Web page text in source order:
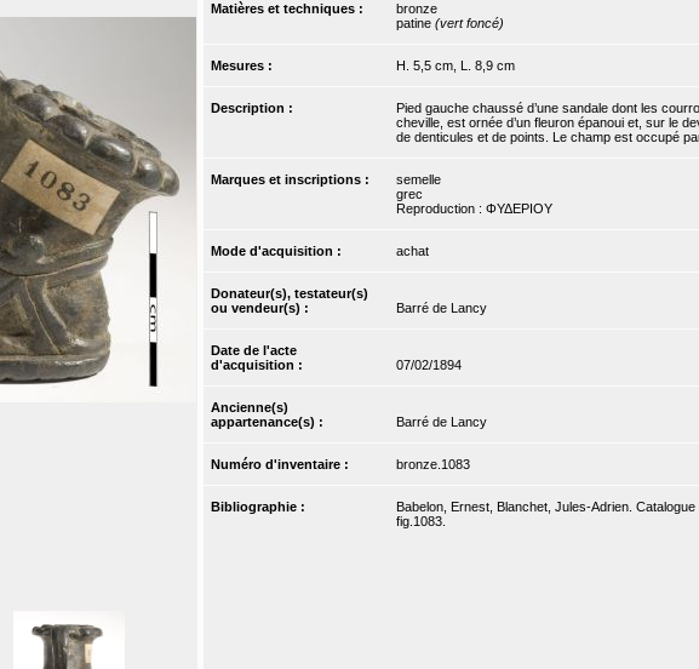
Matières et techniques :
bronze
patine (vert foncé)
Mesures : H. 5,5 cm, L. 8,9 cm
Description :
Pied gauche chaussé d’une sandale dont les
cheville, est ornée d’un fleuron épanoui et, sur le
de denticules et de points. Le champ est occupé
Marques et inscriptions :
semelle
grec
Reproduction : ΦΥΔΕΡΙΟΥ
Mode d'acquisition : achat
Donateur(s), testateur(s)
ou vendeur(s) :
Barré de Lancy
Date de l'acte
d'acquisition :
07/02/1894
Ancienne(s)
appartenance(s) :
Barré de Lancy
Numéro d'inventaire : bronze.1083
Bibliographie :
Babelon, Ernest, Blanchet, Jules-Adrien.
fig.1083.